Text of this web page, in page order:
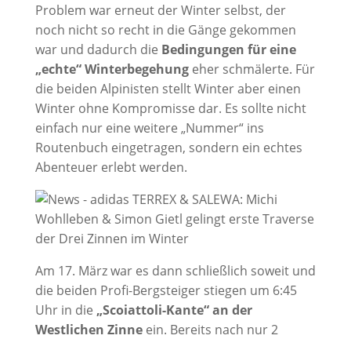
Problem war erneut der Winter selbst, der
noch nicht so recht in die Gänge gekommen
war und dadurch die Bedingungen für eine
„echte“ Winterbegehungeher schmälerte. Für
die beiden Alpinisten stellt Winter aber einen
Winter ohne Kompromisse dar. Es sollte nicht
einfach nur eine weitere „Nummer“ ins
Routenbuch eingetragen, sondern ein echtes
Abenteuer erlebt werden.
Am 17. März war es dann schließlich soweit und
die beiden Profi-Bergsteiger stiegen um 6:45
Uhr in die „Scoiattoli-Kante“ an der
Westlichen Zinneein. Bereits nach nur 2